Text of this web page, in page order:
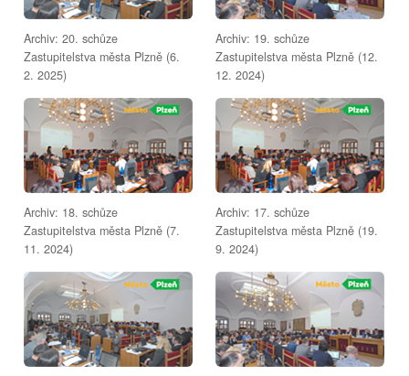
Archiv: 20. schůze
Zastupitelstva města Plzně (6.
2. 2025)
Archiv: 19. schůze
Zastupitelstva města Plzně (12.
12. 2024)
Archiv: 18. schůze
Zastupitelstva města Plzně (7.
11. 2024)
Archiv: 17. schůze
Zastupitelstva města Plzně (19.
9. 2024)